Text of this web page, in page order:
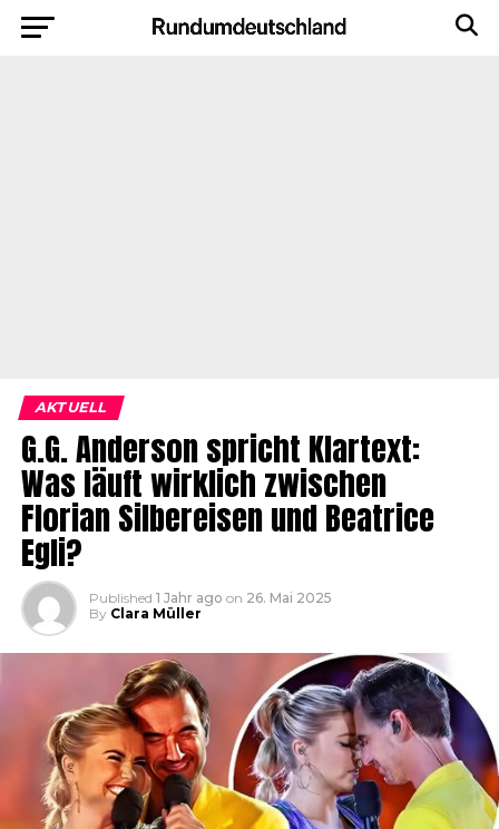
AKTUELL
G.G. Anderson spricht Klartext:
Was läuft wirklich zwischen
Florian Silbereisen und Beatrice
Egli?
Published 1 Jahr ago on 26. Mai 2025
By Clara Müller